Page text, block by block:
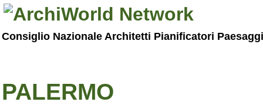
Consiglio Nazionale Architetti Pianificatori
PALERMO